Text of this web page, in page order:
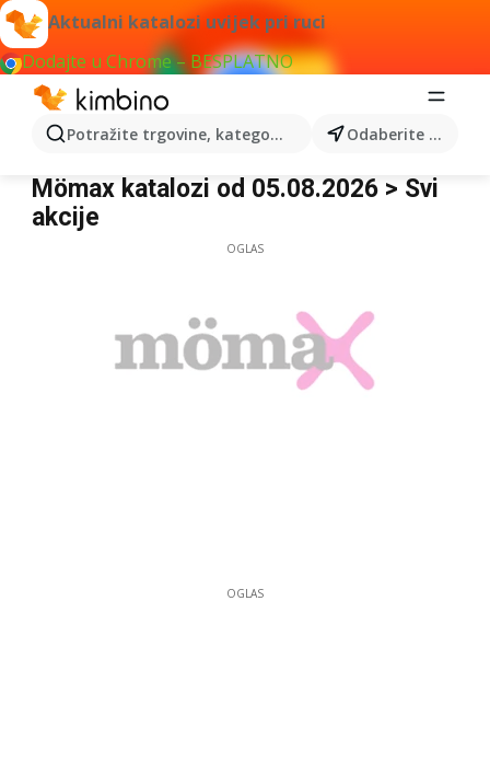
Aktualni katalozi uvijek pri ruci
Dodajte u Chrome – BESPLATNO
Potražite trgovine, kategorije, proizvode... Odaberite grad
Mömax
Mömax katalozi od 05.08.2026 > Svi
akcije
OGLAS
OGLAS